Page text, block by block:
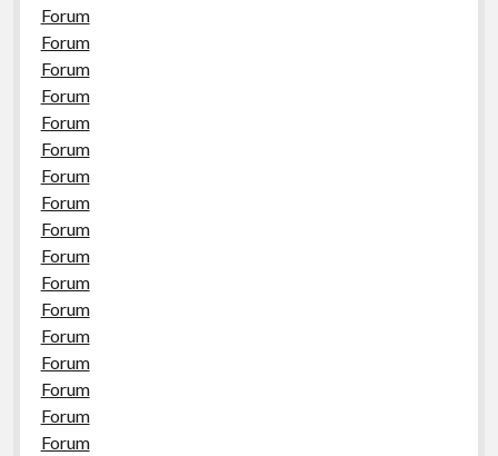
Forum
Forum
Forum
Forum
Forum
Forum
Forum
Forum
Forum
Forum
Forum
Forum
Forum
Forum
Forum
Forum
Forum